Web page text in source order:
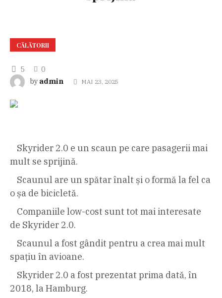
CĂLĂTORII
5
0
by admin MAI 23, 2025
Skyrider 2.0 e un scaun pe care pasagerii mai
mult se sprijină.
Scaunul are un spătar înalt și o formă la fel ca
o șa de bicicletă.
Companiile low-cost sunt tot mai interesate
de Skyrider 2.0.
Scaunul a fost gândit pentru a crea mai mult
spațiu în avioane.
Skyrider 2.0 a fost prezentat prima dată, în
2018, la Hamburg.